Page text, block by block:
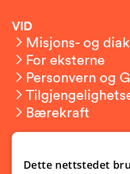
VID
Misjons- og
For eksterne
Personvern og
Bærekraft
Ny student
Dette nettstedet